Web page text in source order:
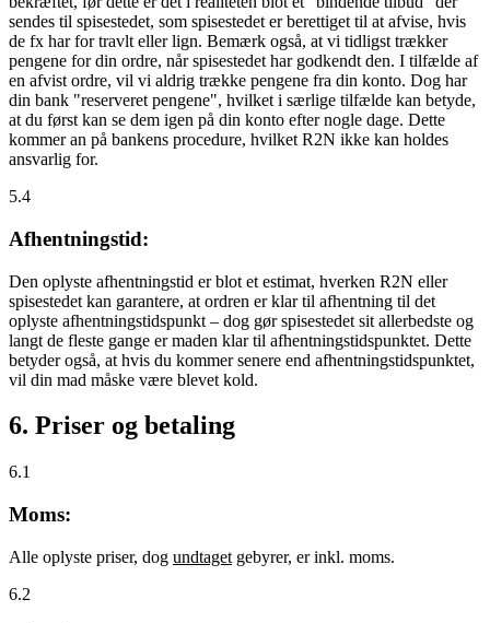
sendes til spisestedet, som spisestedet er berettiget til at afvise, hvis
de fx har for travlt eller lign. Bemærk også, at vi tidligst trækker
pengene for din ordre, når spisestedet har godkendt den. I tilfælde af
en afvist ordre, vil vi aldrig trække pengene fra din konto. Dog har
din bank "reserveret pengene", hvilket i særlige tilfælde kan betyde,
at du først kan se dem igen på din konto efter nogle dage. Dette
kommer an på bankens procedure, hvilket R2N ikke kan holdes
ansvarlig for.
5.4
Afhentningstid:
Den oplyste afhentningstid er blot et estimat, hverken R2N eller
spisestedet kan garantere, at ordren er klar til afhentning til det
oplyste afhentningstidspunkt – dog gør spisestedet sit allerbedste og
langt de fleste gange er maden klar til afhentningstidspunktet. Dette
betyder også, at hvis du kommer senere end afhentningstidspunktet,
vil din mad måske være blevet kold.
6. Priser og betaling
6.1
Moms:
Alle oplyste priser, dog undtaget gebyrer, er inkl. moms.
6.2